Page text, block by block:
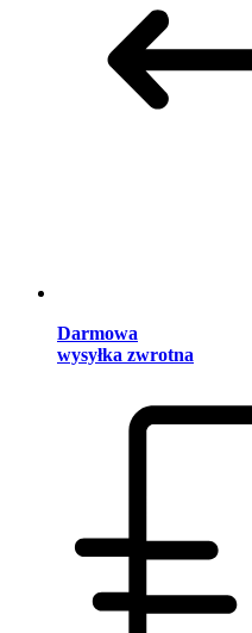
Darmowa
wysyłka zwrotna